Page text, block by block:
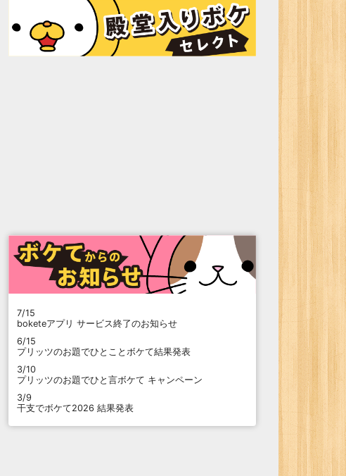
7/15
boketeアプリ サービス終了のお知らせ
6/15
プリッツのお題でひとことボケて結果発表
3/10
プリッツのお題でひと言ボケて キャンペーン
3/9
干支でボケて2026 結果発表